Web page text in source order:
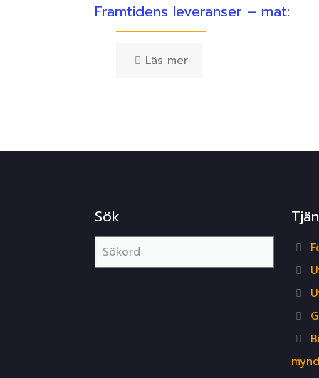
Framtidens leveranser – mat:
Läs mer
Sök